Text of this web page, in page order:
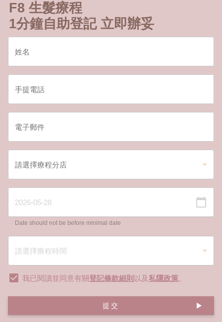
F8 生髮療程
1分鐘自助登記 立即辦妥
Date should not be before minimal date
我已閱讀並同意有關登記條款細則 以及私隱政策。
提交